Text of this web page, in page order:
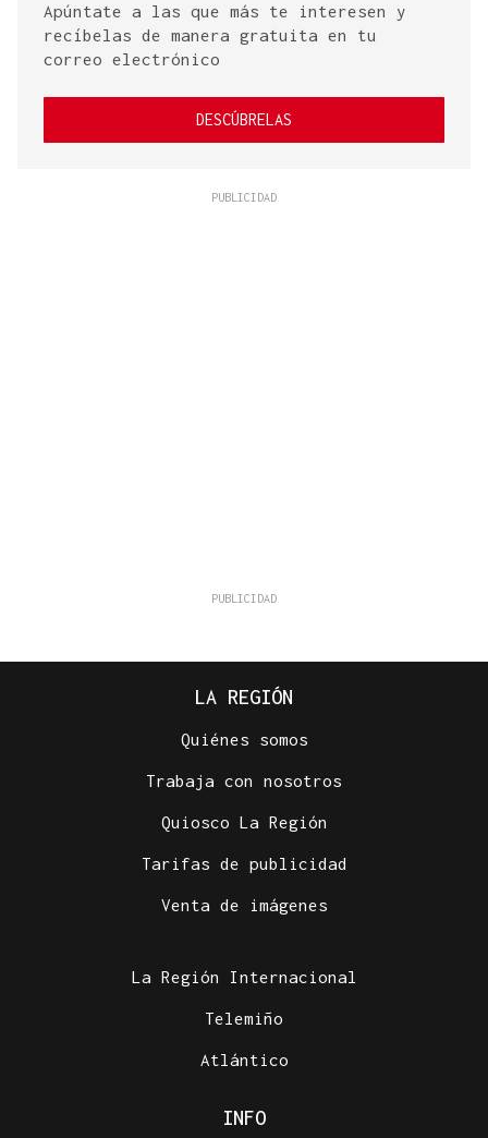
Apúntate a las que más te interesen y
recíbelas de manera gratuita en tu
correo electrónico
DESCÚBRELAS
LA REGIÓN
Quiénes somos
Trabaja con nosotros
Quiosco La Región
Tarifas de publicidad
Venta de imágenes
La Región Internacional
Telemiño
Atlántico
INFO